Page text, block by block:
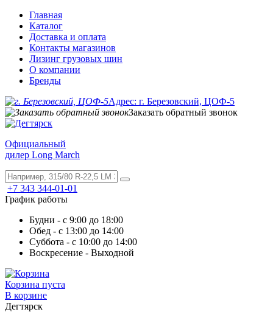
Главная
Каталог
Доставка и оплата
Контакты магазинов
Лизинг грузовых шин
О компании
Бренды
Адрес: г. Березовский, ЦОФ-5
Заказать обратный звонок
Официальный
дилер Long March
+7 343 344-01-01
График работы
Будни - с 9:00 до 18:00
Обед - с 13:00 до 14:00
Суббота - с 10:00 до 14:00
Воскресение - Выходной
Корзина пуста
В корзине
Дегтярск